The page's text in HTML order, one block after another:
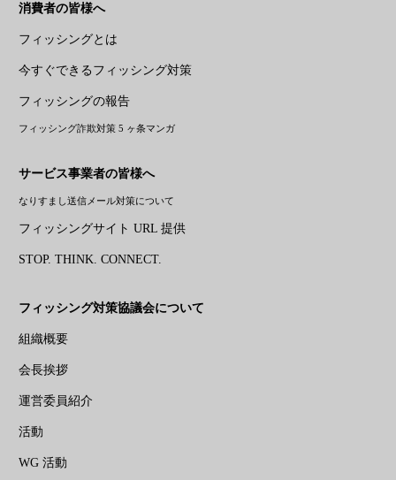
消費者の皆様へ
フィッシングとは
今すぐできるフィッシング対策
フィッシングの報告
フィッシング詐欺対策 5 ヶ条マンガ
サービス事業者の皆様へ
なりすまし送信メール対策について
フィッシングサイト URL 提供
STOP. THINK. CONNECT.
フィッシング対策協議会について
組織概要
会長挨拶
運営委員紹介
活動
WG 活動